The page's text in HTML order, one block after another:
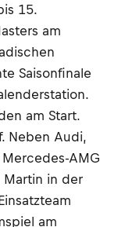
15.
am
Saisonfinale
am Start.
Neben Audi,
AMG
in der
am